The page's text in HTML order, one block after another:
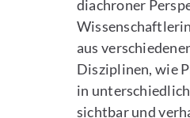
diachroner
aus
Disziplinen, wie
in
sichtbar und